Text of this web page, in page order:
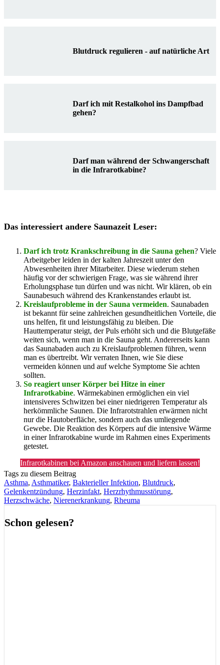
Blutdruck regulieren - auf natürliche Art
Darf ich mit Restalkohol ins Dampfbad
gehen?
Darf man während der Schwangerschaft
in die Infrarotkabine?
Das interessiert andere Saunazeit Leser:
Darf ich trotz Krankschreibung in die Sauna gehen? Viele
Arbeitgeber leiden in der kalten Jahreszeit unter den
Abwesenheiten ihrer Mitarbeiter. Diese wiederum stehen
häufig vor der schwierigen Frage, was sie während ihrer
Erholungsphase tun dürfen und was nicht. Wir klären, ob ein
Saunabesuch während des Krankenstandes erlaubt ist.
Kreislaufprobleme in der Sauna vermeiden. Saunabaden
ist bekannt für seine zahlreichen gesundheitlichen Vorteile, die
uns helfen, fit und leistungsfähig zu bleiben. Die
Hauttemperatur steigt, der Puls erhöht sich und die Blutgefäße
weiten sich, wenn man in die Sauna geht. Andererseits kann
das Saunabaden auch zu Kreislaufproblemen führen, wenn
man es übertreibt. Wir verraten Ihnen, wie Sie diese
vermeiden können und auf welche Symptome Sie achten
sollten.
So reagiert unser Körper bei Hitze in einer
Infrarotkabine. Wärmekabinen ermöglichen ein viel
intensiveres Schwitzen bei einer niedrigeren Temperatur als
herkömmliche Saunen. Die Infrarotstrahlen erwärmen nicht
nur die Hautoberfläche, sondern auch das umliegende
Gewebe. Die Reaktion des Körpers auf die intensive Wärme
in einer Infrarotkabine wurde im Rahmen eines Experiments
getestet.
Infrarotkabinen bei Amazon anschauen und liefern lassen!
Tags zu diesem Beitrag
Asthma, Asthmatiker, Bakterieller Infektion, Blutdruck,
Gelenkentzündung, Herzinfakt, Herzrhythmusstörung,
Herzschwäche, Nierenerkrankung, Rheuma
Schon gelesen?